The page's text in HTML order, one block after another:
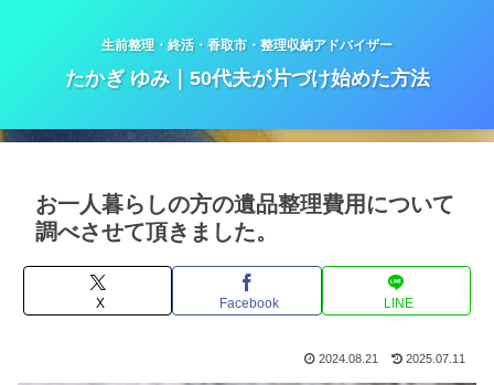
生前整理・終活・香取市・整理収納アドバイザー
たかぎ ゆみ｜50代夫が片づけ始めた方法
お一人暮らしの方の遺品整理費用について
調べさせて頂きました。
X Facebook LINE
2024.08.21 2025.07.11